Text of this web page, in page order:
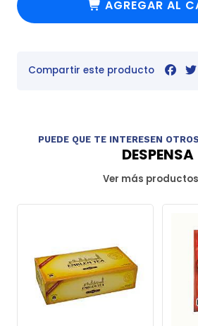
AGREGAR AL
Compartir este producto
PUEDE QUE TE INTERESEN
DESPENSA
Ver más productos